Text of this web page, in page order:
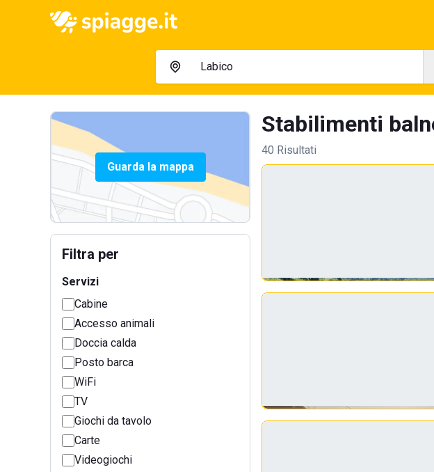
Guarda la mappa
Filtra per
Servizi
Cabine
Accesso animali
Doccia calda
Posto barca
WiFi
TV
Giochi da tavolo
Carte
Videogiochi
Stabilimenti
40 Risultati